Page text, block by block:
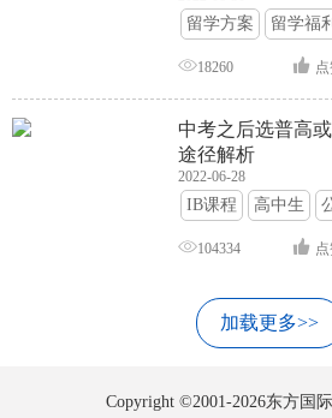
留学方案 留学福利
18260
中考之后选普高
途径解析
2022-06-28
IB课程 高中生
104334
加载更多>>
Copyright ©2001-2026东方国